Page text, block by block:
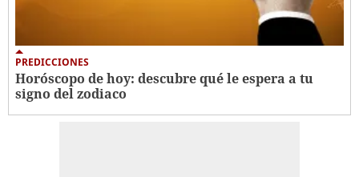
PREDICCIONES
Horóscopo de hoy: descubre qué le espera a tu
signo del zodiaco